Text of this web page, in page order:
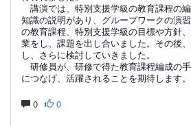
講演では、特別支援学級の教育課程の
知識の説明があり、グループワークの演
の教育課程、特別支援学級の目標や方針
業をし、課題を出し合いました。その後
し、さらに検討していきました。
研修員が、研修で得た教育課程編成の
につなげ、活躍されることを期待します。
0 0